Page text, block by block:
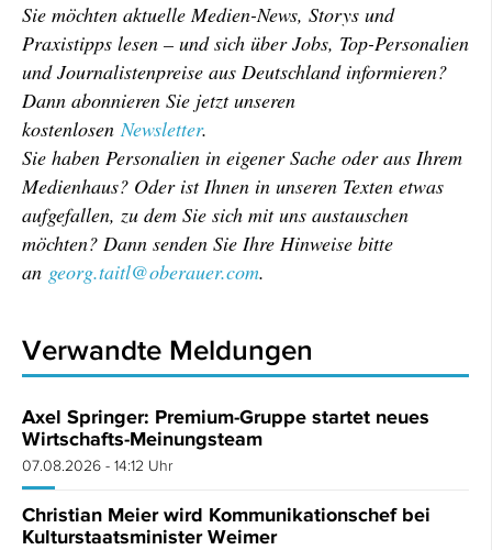
Sie möchten aktuelle Medien-News, Storys und
Praxistipps lesen – und sich über Jobs, Top-Personalien
und Journalistenpreise aus Deutschland informieren?
Dann abonnieren Sie jetzt unseren
kostenlosenNewsletter.
Sie haben Personalien in eigener Sache oder aus Ihrem
Medienhaus? Oder ist Ihnen in unseren Texten etwas
aufgefallen, zu dem Sie sich mit uns austauschen
möchten? Dann senden Sie Ihre Hinweise bitte
an georg.taitl@oberauer.com.
Verwandte Meldungen
Axel Springer: Premium-Gruppe startet neues
Wirtschafts-Meinungsteam
07.08.2026 - 14:12 Uhr
Christian Meier wird Kommunikationschef bei
Kulturstaatsminister Weimer